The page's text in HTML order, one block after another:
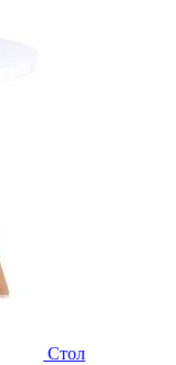
Стол